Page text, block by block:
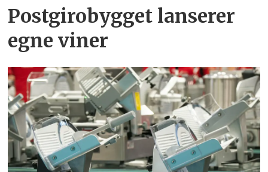
Postgirobygget lanserer
egne viner